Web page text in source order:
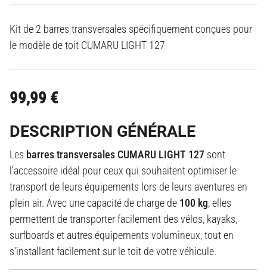
Kit de 2 barres transversales spécifiquement conçues pour
le modèle de toit CUMARU LIGHT 127
99,99 €
DESCRIPTION GÉNÉRALE
Les barres transversales CUMARU LIGHT 127 sont
l'accessoire idéal pour ceux qui souhaitent optimiser le
transport de leurs équipements lors de leurs aventures en
plein air. Avec une capacité de charge de 100 kg, elles
permettent de transporter facilement des vélos, kayaks,
surfboards et autres équipements volumineux, tout en
s'installant facilement sur le toit de votre véhicule.